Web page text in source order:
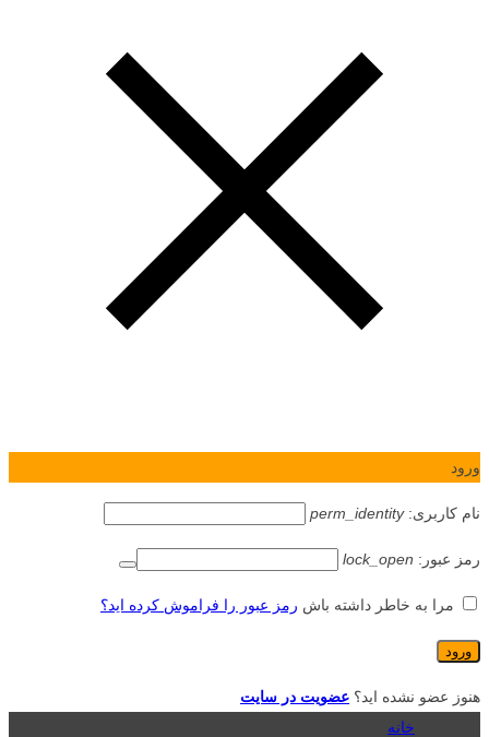
ورود
نام کاربری:perm_identity
رمز عبور: lock_open
مرا به خاطر داشته باش رمز عبور را فراموش کرده اید؟
هنوز عضو نشده اید؟ عضویت در سایت
خانه